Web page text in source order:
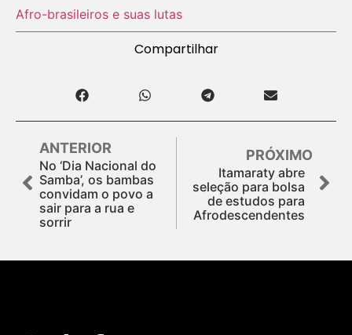
Afro-brasileiros e suas lutas
Compartilhar
ANTERIOR
No ‘Dia Nacional do
Samba’, os bambas
convidam o povo a
sair para a rua e
sorrir
PRÓXIMO
Itamaraty abre
seleção para bolsa
de estudos para
Afrodescendentes